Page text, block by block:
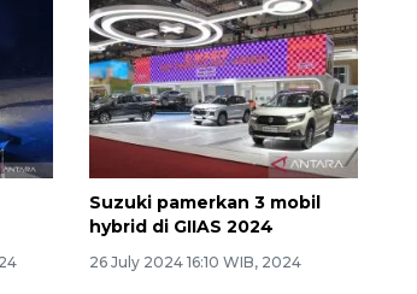
Suzuki pamerkan 3 mobil
hybrid di GIIAS 2024
26 July 2024 16:10 WIB, 2024